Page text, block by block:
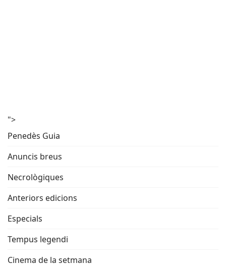
">
Penedès Guia
Anuncis breus
Necrològiques
Anteriors edicions
Especials
Tempus legendi
Cinema de la setmana